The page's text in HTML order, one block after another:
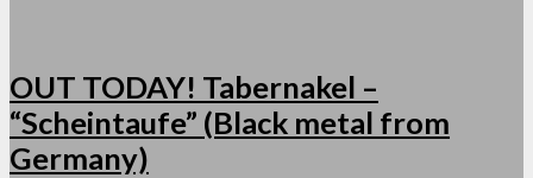
OUT TODAY! Tabernakel –
“Scheintaufe” (Black metal from
Germany)